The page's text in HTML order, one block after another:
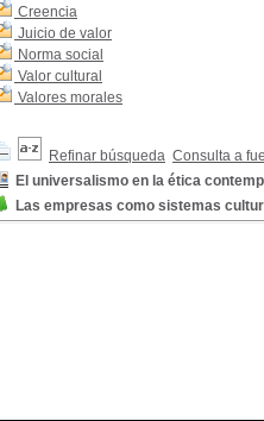
Creencia
Juicio de valor
Norma social
Valor cultural
Valores morales
Refinar búsqueda Consulta a
El universalismo en la ética
Las empresas como sistemas